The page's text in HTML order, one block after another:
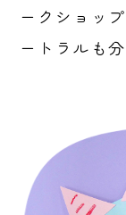
ークショッ
ートラルも